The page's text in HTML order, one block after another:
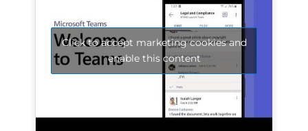
Click to accept marketing cookies and
enable this content